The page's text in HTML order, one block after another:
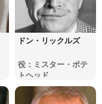
ドン・リックルズ
役：ミスター・ポテ
トヘッド